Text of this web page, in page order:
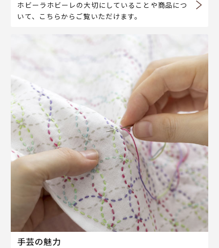
ホビーラホビーレの大切にしていることや商品につ
いて、こちらからご覧いただけます。
手芸の魅力